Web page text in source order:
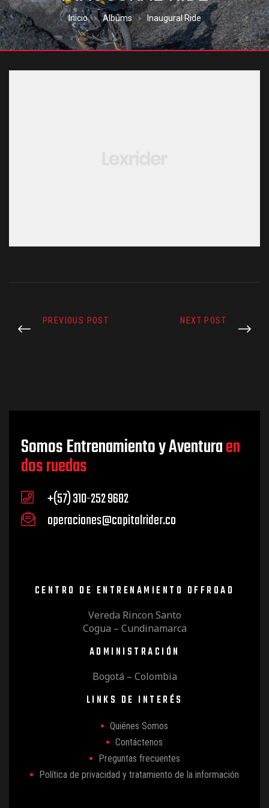
Inicio Albums Inaugural Ride
PREVIOUS POST NEXT POST
Somos Entrenamiento y Aventuraen
dos ruedas
+(57) 310-252 9682
operaciones@capitalrider.co
CENTRO DE ENTRENAMIENTO OFFROAD
Vereda Rincon Santo
Cogua – Cundinamarca
ADMINISTRACIÓN
Bogotá – Colombia
LINKS DE INTERÉS
Quiénes Somos
Contáctenos
Preguntas frecuentes
Política de privacidad y tratamiento de la información